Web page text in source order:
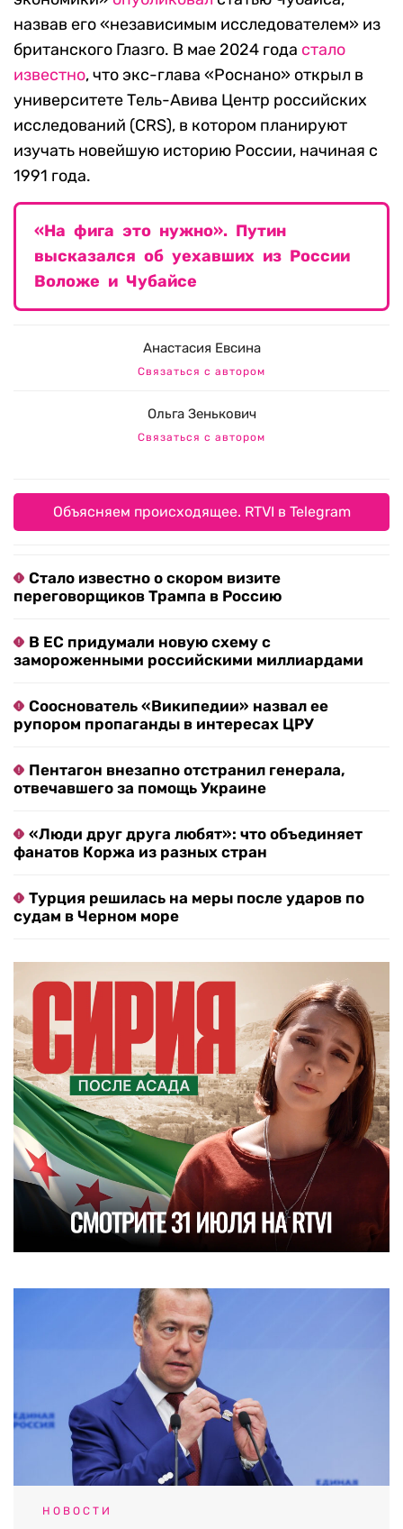
назвав его «независимым исследователем» из
британского Глазго. В мае 2024 года стало
известно, что экс-глава «Роснано» открыл в
университете Тель-Авива Центр российских
исследований (CRS), в котором планируют
изучать новейшую историю России, начиная с
1991 года.
«На фига это нужно». Путин
высказался об уехавших из России
Воложе и Чубайсе
Анастасия Евсина
Связаться с автором
Ольга Зенькович
Связаться с автором
Объясняем происходящее. RTVI в Telegram
Стало известно о скором визите
переговорщиков Трампа в Россию
В ЕС придумали новую схему с
замороженными российскими миллиардами
Сооснователь «Википедии» назвал ее
рупором пропаганды в интересах ЦРУ
Пентагон внезапно отстранил генерала,
отвечавшего за помощь Украине
«Люди друг друга любят»: что объединяет
фанатов Коржа из разных стран
Турция решилась на меры после ударов по
судам в Черном море
НОВОСТИ